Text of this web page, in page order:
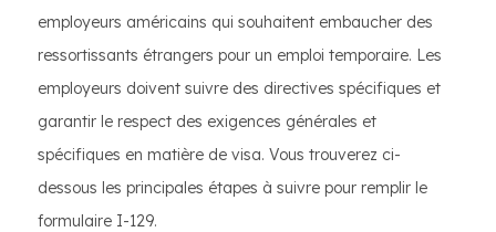
employeurs américains qui souhaitent embaucher des
ressortissants étrangers pour un emploi temporaire. Les
employeurs doivent suivre des directives spécifiques et
garantir le respect des exigences générales et
spécifiques en matière de visa. Vous trouverez ci-
dessous les principales étapes à suivre pour remplir le
formulaire I-129.